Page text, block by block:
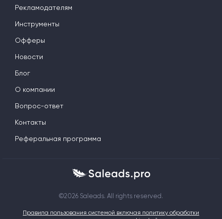
©2026 Saleads. All rights reserved.
Правила пользования системой включая политику обработки
Рекламодателям
Инструменты
Офферы
Новости
Блог
О компании
Вопрос-ответ
Контакты
Реферальная программа